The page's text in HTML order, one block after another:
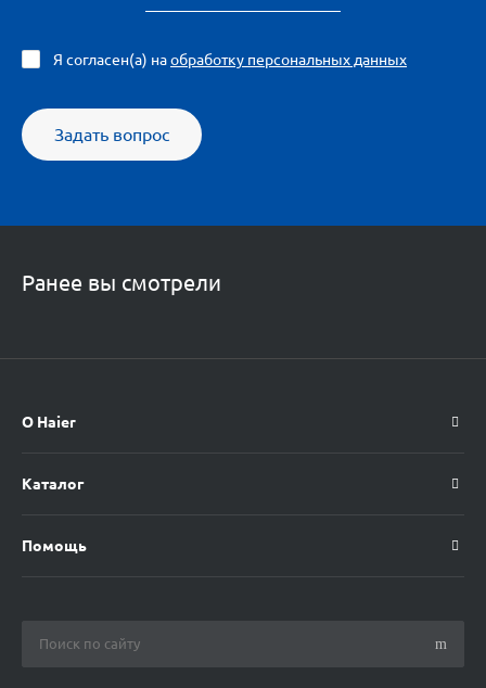
Задать вопрос
Я согласен(а) наобработку персональных данных
Ранее вы смотрели
О Haier
Каталог
Помощь